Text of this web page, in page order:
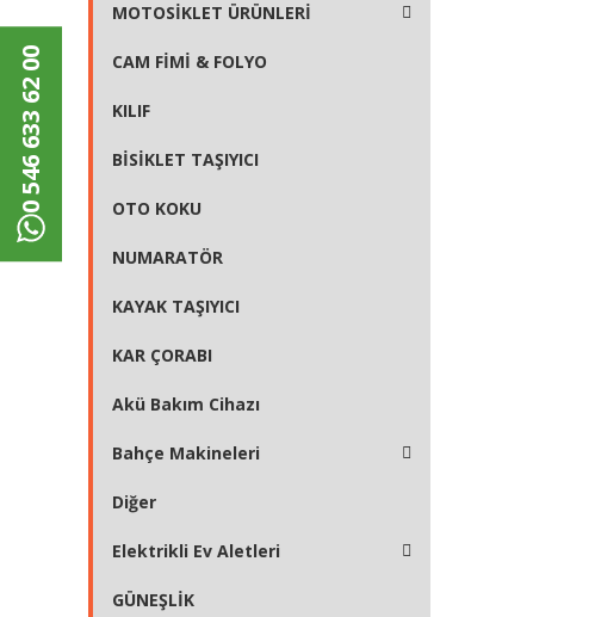
MOTOSİKLET ÜRÜNLERİ
CAM FİMİ & FOLYO
KILIF
BİSİKLET TAŞIYICI
OTO KOKU
NUMARATÖR
KAYAK TAŞIYICI
KAR ÇORABI
Akü Bakım Cihazı
Bahçe Makineleri
Diğer
Elektrikli Ev Aletleri
GÜNEŞLİK
0 546 633 62 00